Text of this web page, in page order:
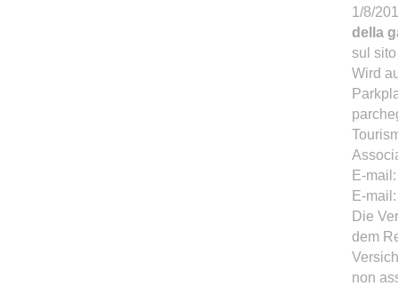
1/8/
della
sul
Wird
E-
E-
Die
dem
non